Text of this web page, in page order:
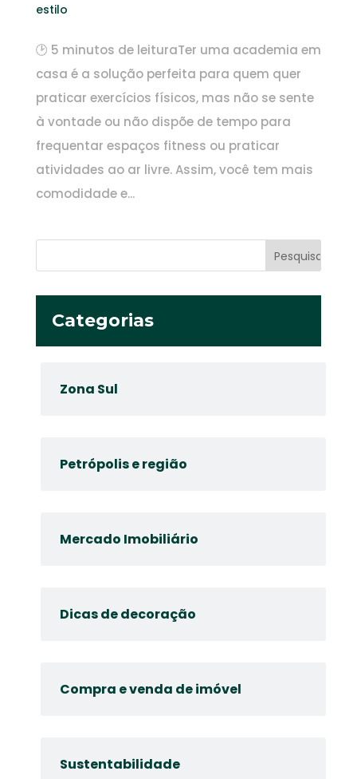
estilo
🕑 5 minutos de leituraTer uma academia em
casa é a solução perfeita para quem quer
praticar exercícios físicos, mas não se sente
à vontade ou não dispõe de tempo para
frequentar espaços fitness ou praticar
atividades ao ar livre. Assim, você tem mais
comodidade e...
Categorias
Zona Sul
Petrópolis e região
Mercado Imobiliário
Dicas de decoração
Compra e venda de imóvel
Sustentabilidade